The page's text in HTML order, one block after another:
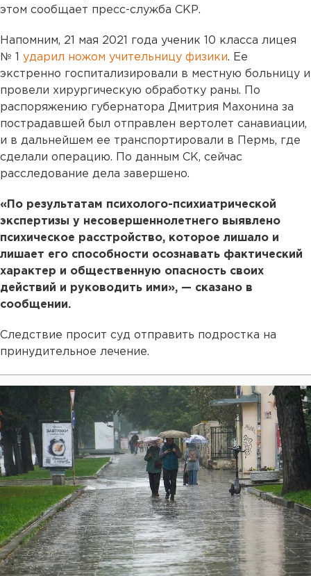
этом сообщает пресс-служба СКР.
Напомним, 21 мая 2021 года ученик 10 класса лицея
№ 1 ударил ножом учительницу физики. Ее
экстренно госпитализировали в местную больницу и
провели хирургическую обработку раны. По
распоряжению губернатора Дмитрия Махонина за
пострадавшей был отправлен вертолет санавиации,
и в дальнейшем ее транспортировали в Пермь, где
сделали операцию. По данным СК, сейчас
расследование дела завершено.
«По результатам психолого-психиатрической
экспертизы у несовершеннолетнего выявлено
психическое расстройство, которое лишало и
лишает его способности осознавать фактический
характер и общественную опасность своих
действий и руководить ими», — сказано в
сообщении.
Следствие просит суд отправить подростка на
принудительное лечение.